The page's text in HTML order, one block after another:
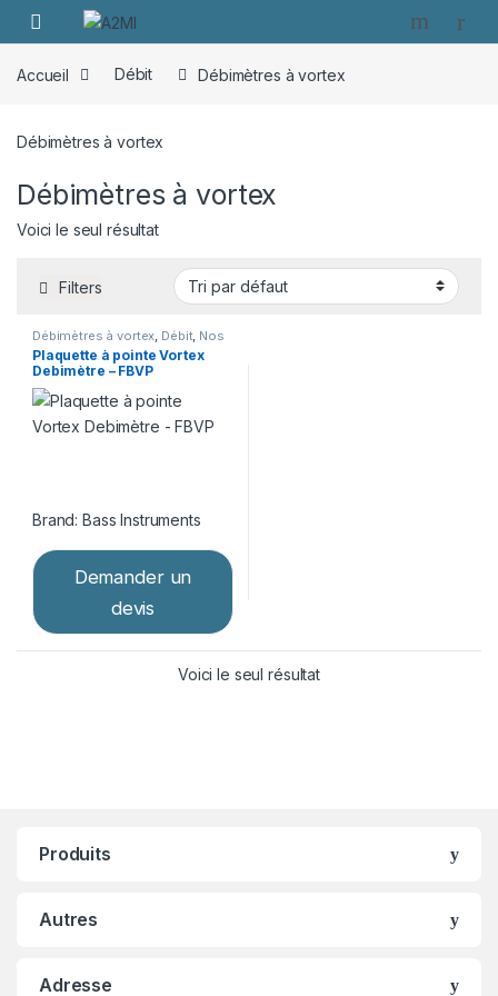
Skip to navigation
Skip to content
Accueil Débit Débimètres à vortex
Débimètres à vortex
Débimètres à vortex
Voici le seul résultat
Filters
Débimètres à vortex Débit, Nos
Catégories
Plaquette à pointe Vortex
Debimètre – FBVP
Brand:Bass Instruments
Demander un
devis
Voici le seul résultat
Produits
Autres
Adresse